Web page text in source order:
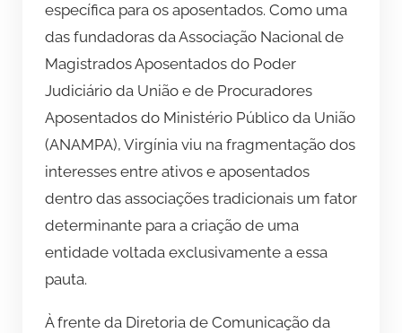
específica para os aposentados. Como uma
das fundadoras da Associação Nacional de
Magistrados Aposentados do Poder
Judiciário da União e de Procuradores
Aposentados do Ministério Público da União
(ANAMPA), Virgínia viu na fragmentação dos
interesses entre ativos e aposentados
dentro das associações tradicionais um fator
determinante para a criação de uma
entidade voltada exclusivamente a essa
pauta.
À frente da Diretoria de Comunicação da